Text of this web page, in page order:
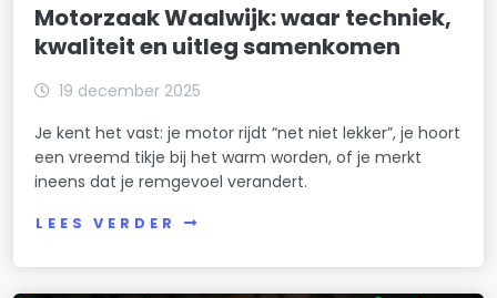
Motorzaak Waalwijk: waar techniek,
kwaliteit en uitleg samenkomen
19 december 2025
Je kent het vast: je motor rijdt “net niet lekker”, je hoort
een vreemd tikje bij het warm worden, of je merkt
ineens dat je remgevoel verandert.
LEES VERDER